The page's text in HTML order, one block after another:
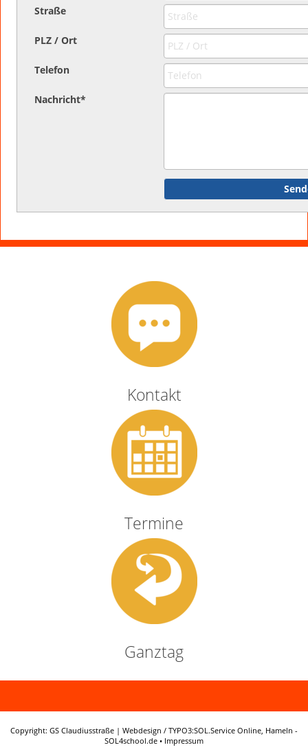
Straße
PLZ / Ort
Telefon
Nachricht*
Kontakt
Termine
Ganztag
Copyright: GS Claudiusstraße | Webdesign / TYPO3:SOL.Service Online , Hameln -
SOL4school.de • Impressum